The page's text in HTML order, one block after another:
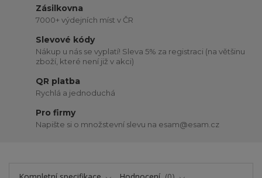
Zásilkovna
7000+ výdejních míst v ČR
Slevové kódy
Nákup u nás se vyplatí! Sleva 5% za registraci (na většinu
zboží, které není již v akci)
QR platba
Rychlá a jednoduchá
Pro firmy
Napište si o množstevní slevu na esam@esam.cz